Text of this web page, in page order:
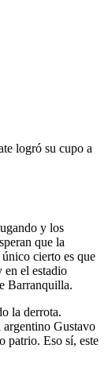
logró su cupo a
y los
que la
cierto es que
en el estadio
Barranquilla.
la derrota.
Gustavo
patrio. Eso sí, este